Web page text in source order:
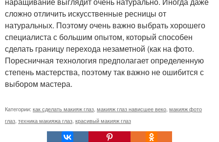
сложно отличить искусственные ресницы от
натуральных. Поэтому очень важно выбрать хорошего
специалиста с большим опытом, который способен
сделать границу перехода незаметной (как на фото.
Поресничная технология предполагает определенную
степень мастерства, поэтому так важно не ошибится с
выбором мастера.
Категории: как сделать макияж глаз макияж глаз нависшее веко макияж фото
глаз техника макияжа глаз красивый макияж глаз